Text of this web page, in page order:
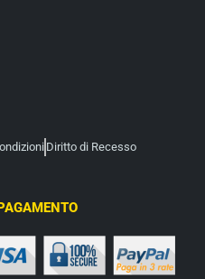
Diritto di Recesso